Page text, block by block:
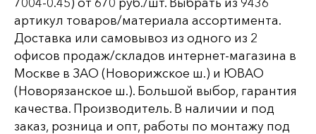
артикул товаров/материала ассортимента.
Доставка или самовывоз из одного из 2
офисов продаж/складов интернет-магазина в
Москве в ЗАО (Новорижское ш.) и ЮВАО
(Новорязанское ш.). Большой выбор, гарантия
качества. Производитель. В наличии и под
заказ, розница и опт, работы по монтажу под